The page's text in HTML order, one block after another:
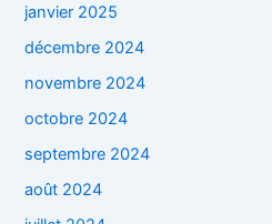
janvier 2025
décembre 2024
novembre 2024
octobre 2024
septembre 2024
août 2024